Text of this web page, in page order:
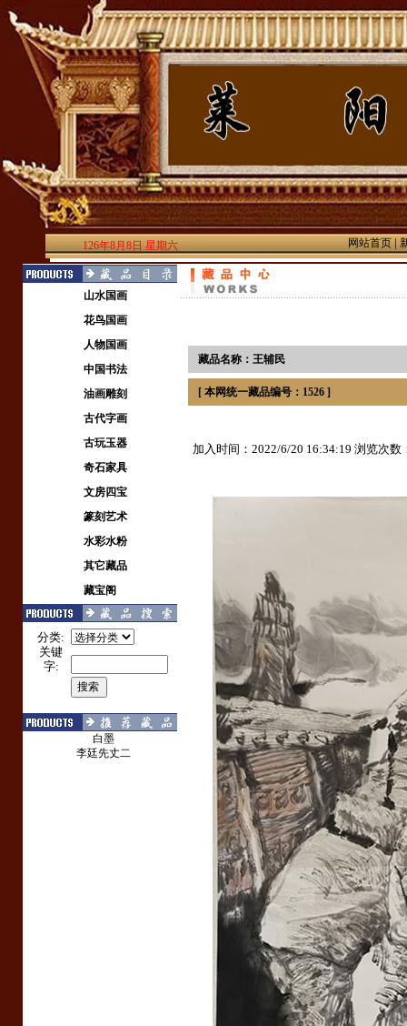
126年8月8日 星期六 网站首页|
山水国画
花鸟国画
人物国画
中国书法
油画雕刻
古代字画
古玩玉器
奇石家具
文房四宝
篆刻艺术
水彩水粉
其它藏品
藏宝阁
分类:
关键
字:
白墨
李廷先丈二
藏品名称：王辅民
[ 本网统一藏品编号：1526 ]
加入时间：2022/6/20 16:34:19 浏览次数